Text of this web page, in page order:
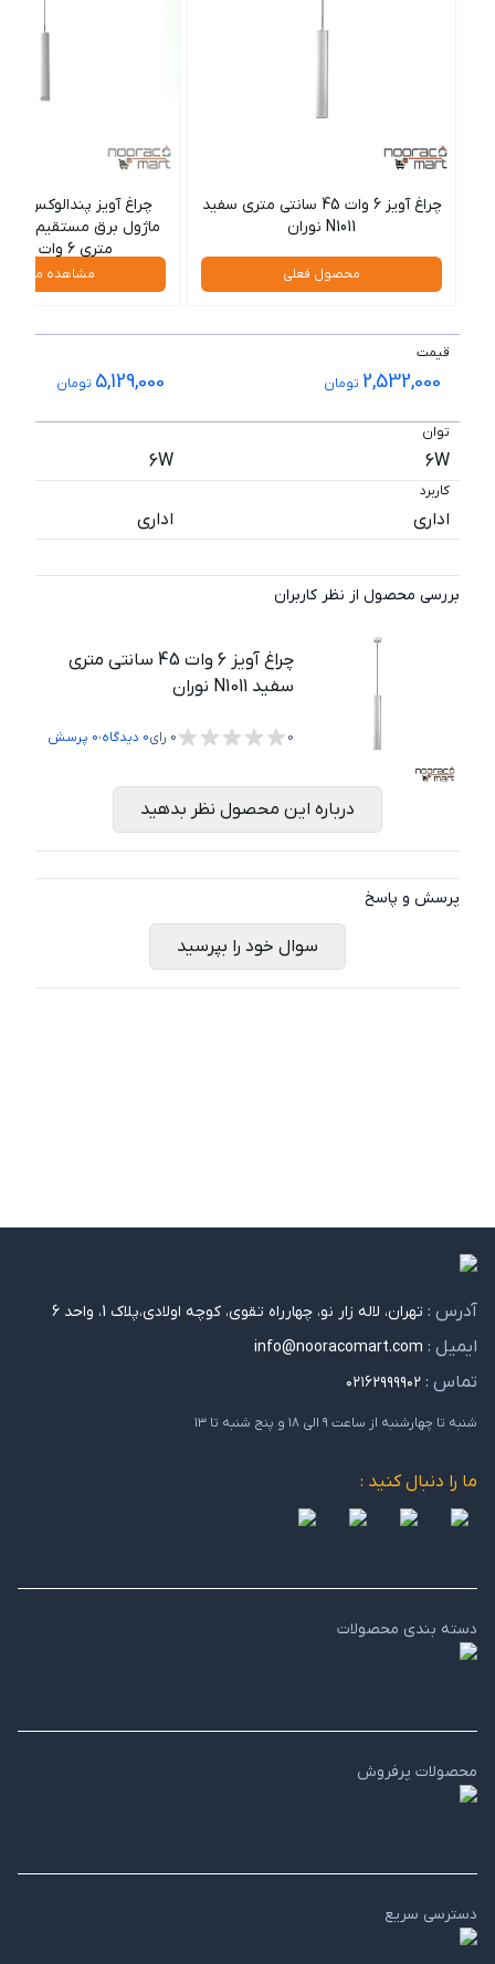
چراغ آویز 6 وات 45 سانتی متری سفید
N1011 نوران
محصول فعلی
چراغ آویز پندالوکس
متری 6 وات مازی نور
مشاهده
قیمت
2,532,000 تومان 5,129,000 تومان
توان
6W
6W
کاربرد
اداری اداری
بررسی محصول از نظر کاربران
چراغ آویز 6 وات 45 سانتی متری
سفید N1011 نوران
0
0 رای0 دیدگاه،0 پرسش
درباره این محصول نظر بدهید
پرسش و پاسخ
سوال خود را بپرسید
آدرس : تهران، لاله زار نو، چهارراه تقوی، کوچه اولادی،پلاک 1، واحد 6
ایمیل : info@nooracomart.com
تماس : ۰۲۱۶۲۹۹۹۹۰۲
شنبه تا چهارشنبه از ساعت ۹ الی ۱۸ و پنج شنبه تا ۱۳
ما را دنبال کنید :
دسته بندی محصولات
محصولات پرفروش
دسترسی سریع